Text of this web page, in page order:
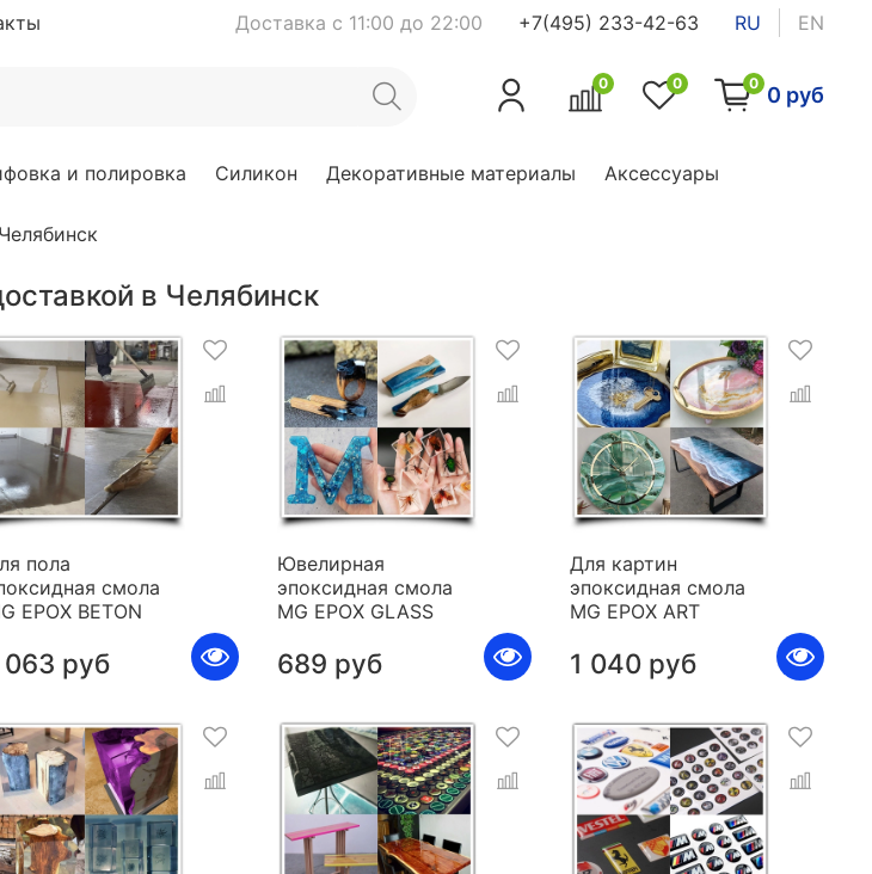
Доставка с 11:00 до 22:00 +7(495) 233-42-63 RU EN
0 0 0 0 руб
и полировка Силикон Декоративные материалы Аксессуары
в Челябинск
пола
смола
EPOX BETON
063 руб
Ювелирная
эпоксидная смола
MG EPOX GLASS
689 руб
Для картин
эпоксидная смола
MG EPOX ART
1 040 руб